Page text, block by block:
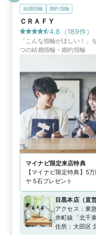
結婚指輪 婚約指輪
ＣＲＡＦＹ
4.8 （189件）
「こんな指輪がほしい！」
つの結婚指輪・婚約指輪
マイナビ限定来店特典
【マイナビ限定特典】5
ヤ 5石プレゼント
目黒本店（直
アクセス： 東
井町線「北千
場のご用意が
住所： 大田区